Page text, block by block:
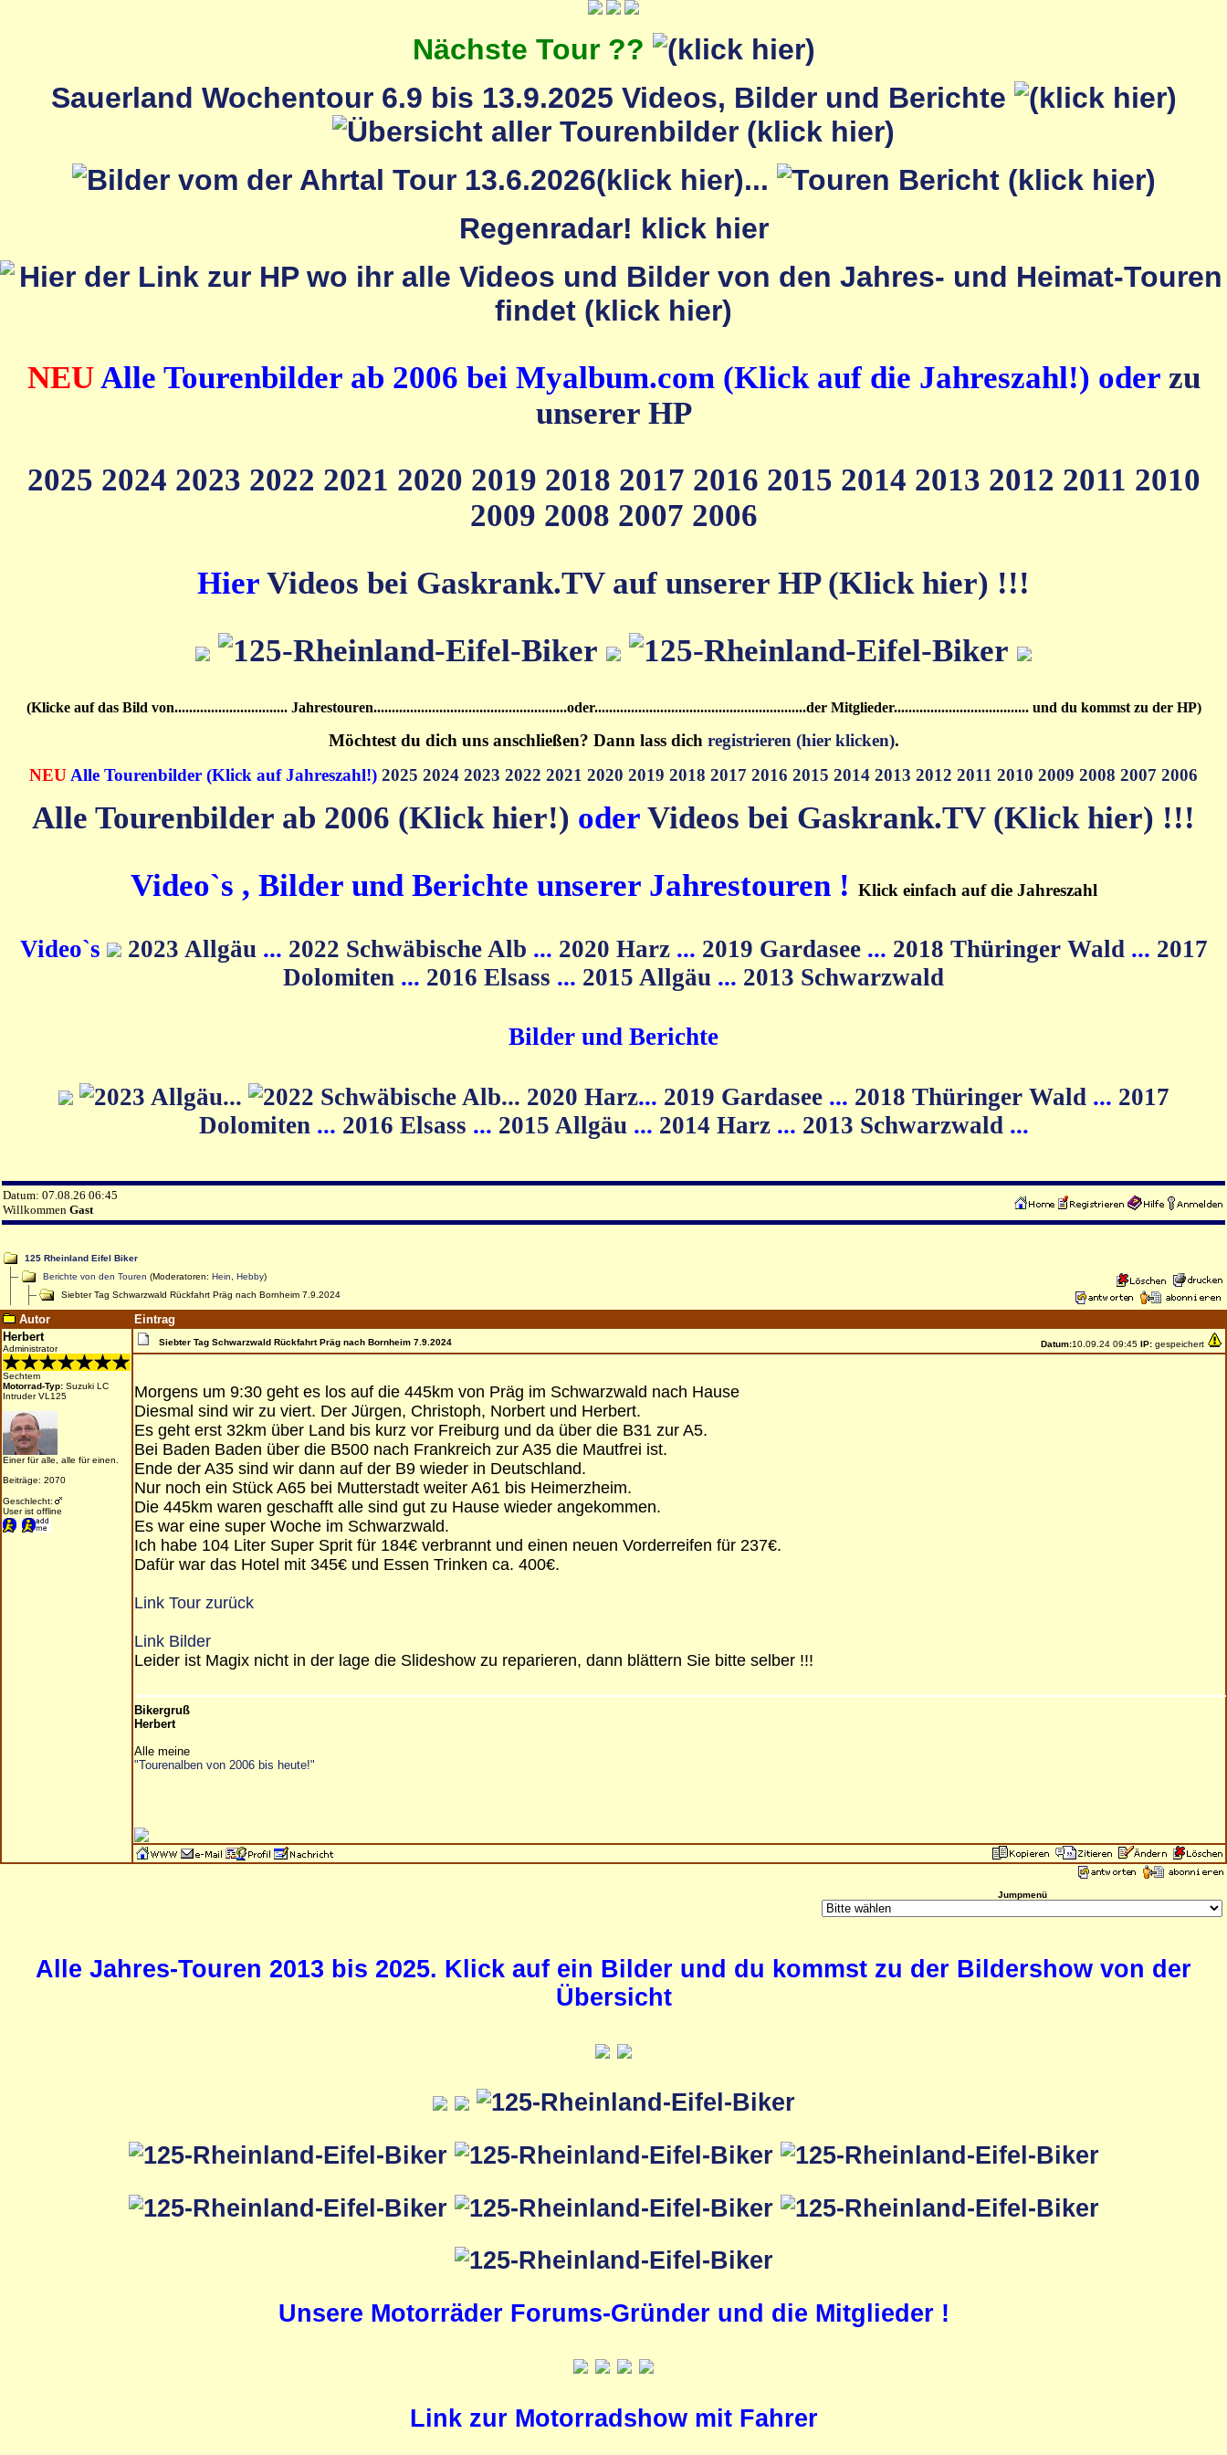
Nächste Tour ??
Sauerland Wochentour 6.9 bis 13.9.2025 Videos, Bilder und Berichte
...
Regenradar! klick hier
NEUAlle Tourenbilder ab 2006 bei Myalbum.com (Klick auf die Jahreszahl!) oder zu
unserer HP
2025 2024 2023 2022 2021 2020 2019 2018 2017 2016 2015 2014 2013 2012 2011 2010
2009 2008 2007 2006
Hier Videos bei Gaskrank.TV auf unserer HP (Klick hier) !!!
(Klicke auf das Bild von............................... Jahrestouren.....................................................oder..........................................................der Mitglieder..................................... und du kommst zu der HP)
Möchtest du dich uns anschließen? Dann lass dich registrieren (hier klicken).
NEUAlle Tourenbilder (Klick auf Jahreszahl!) 2025 2024 2023 2022 2021 2020 2019 2018 2017 2016 2015 2014 2013 2012 2011 2010 2009 2008 2007 2006
Alle Tourenbilder ab 2006 (Klick hier!) oder Videos bei Gaskrank.TV (Klick hier) !!!
Video`s , Bilder und Berichte unserer Jahrestouren ! Klick einfach auf die Jahreszahl
Video`s 2023 Allgäu ... 2022 Schwäbische Alb ... 2020 Harz ... 2019 Gardasee ... 2018 Thüringer Wald ... 2017
Dolomiten ... 2016 Elsass ... 2015 Allgäu ... 2013 Schwarzwald
Bilder und Berichte
2020 Harz... 2019 Gardasee ... 2018 Thüringer Wald ... 2017
Dolomiten ... 2016 Elsass ... 2015 Allgäu ... 2014 Harz ... 2013 Schwarzwald ...
Datum: 07.08.26 06:45
Willkommen Gast
125 Rheinland Eifel Biker
Berichte von den Touren (Moderatoren: Hein Hebby)
Siebter Tag Schwarzwald Rückfahrt Präg nach Bornheim 7.9.2024
Autor
Eintrag
Herbert
Administrator
Sechtem
Motorrad-Typ: Suzuki LC
Intruder VL125
Einer für alle, alle für einen.
Beiträge: 2070
Geschlecht:
User ist offline
Siebter Tag Schwarzwald Rückfahrt Präg nach Bornheim 7.9.2024 Datum:10.09.24 09:45 IP: gespeichert
Morgens um 9:30 geht es los auf die 445km von Präg im Schwarzwald nach Hause
Diesmal sind wir zu viert. Der Jürgen, Christoph, Norbert und Herbert.
Es geht erst 32km über Land bis kurz vor Freiburg und da über die B31 zur A5.
Bei Baden Baden über die B500 nach Frankreich zur A35 die Mautfrei ist.
Ende der A35 sind wir dann auf der B9 wieder in Deutschland.
Nur noch ein Stück A65 bei Mutterstadt weiter A61 bis Heimerzheim.
Die 445km waren geschafft alle sind gut zu Hause wieder angekommen.
Es war eine super Woche im Schwarzwald.
Ich habe 104 Liter Super Sprit für 184€ verbrannt und einen neuen Vorderreifen für 237€.
Dafür war das Hotel mit 345€ und Essen Trinken ca. 400€.
Link Tour zurück
Link Bilder
Leider ist Magix nicht in der lage die Slideshow zu reparieren, dann blättern Sie bitte selber !!!
Bikergruß
Herbert
Alle meine
"Tourenalben von 2006 bis heute!"
Jumpmenü
Alle Jahres-Touren 2013 bis 2025. Klick auf ein Bilder und du kommst zu der Bildershow von der
Übersicht
Unsere Motorräder Forums-Gründer und die Mitglieder !
Link zur Motorradshow mit Fahrer